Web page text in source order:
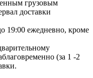
грузовым
доставки
19:00 ежедневно, кроме
(за 1 -2